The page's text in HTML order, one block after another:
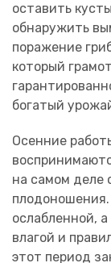
оставить
обнаружить
поражение
который
богатый
Осенние
на самом деле
ослабленной,
влагой и
этот период